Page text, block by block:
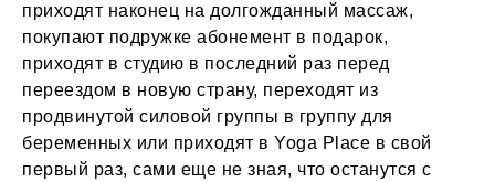
приходят наконец на долгожданный массаж,
покупают подружке абонемент в подарок,
приходят в студию в последний раз перед
переездом в новую страну, переходят из
продвинутой силовой группы в группу для
беременных или приходят в Yoga Place в свой
первый раз, сами еще не зная, что останутся с